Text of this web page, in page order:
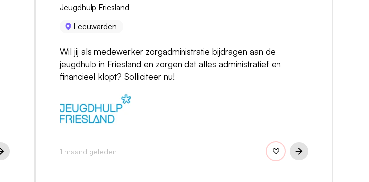
Jeugdhulp Friesland
Leeuwarden
Wil jij als medewerker zorgadministratie bijdragen aan de
jeugdhulp in Friesland en zorgen dat alles administratief en
financieel klopt? Solliciteer nu!
1 maand geleden